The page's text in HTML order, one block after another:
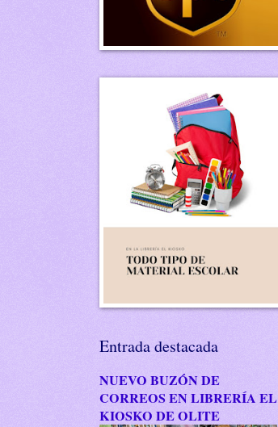
Entrada destacada
NUEVO BUZÓN DE
CORREOS EN LIBRERÍA EL
KIOSKO DE OLITE